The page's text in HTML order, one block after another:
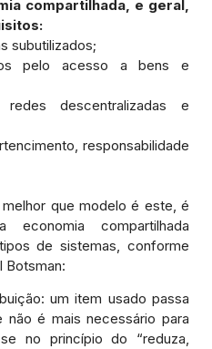
compartilhada, e geral,
subutilizados;
pelo acesso a bens e
descentralizadas e
responsabilidade
que modelo é este, é
compartilhada
de sistemas, conforme
Botsman:
um item usado passa
é mais necessário para
no princípio do “reduza,